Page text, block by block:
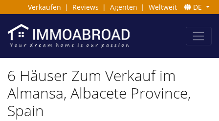
Verkaufen | Reviews | Agenten | Weltweit DE
6 Häuser Zum Verkauf im
Almansa, Albacete Province,
Spain